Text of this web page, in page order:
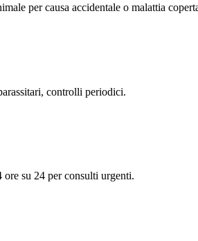
per causa accidentale o malattia
controlli periodici.
su 24 per consulti urgenti.